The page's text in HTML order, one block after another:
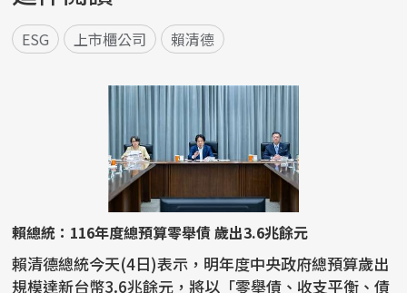
ESG 上市櫃公司 賴清德
賴總統：116年度總預算零舉債 歲出3.6兆餘元
賴清德總統今天(4日)表示，明年度中央政府總預算歲出
規模達新台幣3.6兆餘元，將以「零舉債、收支平衡、債